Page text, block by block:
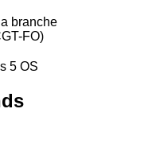
branche
FO)
5 OS